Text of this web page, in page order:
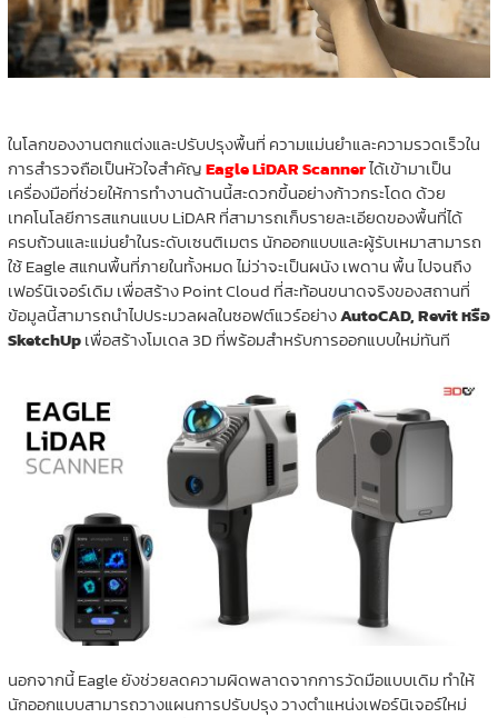
ในโลกของงานตกแต่งและปรับปรุงพื้นที่ ความแม่นยำและความรวดเร็วใน
การสำรวจถือเป็นหัวใจสำคัญEagle LiDAR Scannerได้เข้ามาเป็น
เครื่องมือที่ช่วยให้การทำงานด้านนี้สะดวกขึ้นอย่างก้าวกระโดด ด้วย
เทคโนโลยีการสแกนแบบ LiDAR ที่สามารถเก็บรายละเอียดของพื้นที่ได้
ครบถ้วนและแม่นยำในระดับเซนติเมตร นักออกแบบและผู้รับเหมาสามารถ
ใช้ Eagle สแกนพื้นที่ภายในทั้งหมด ไม่ว่าจะเป็นผนัง เพดาน พื้น ไปจนถึง
เฟอร์นิเจอร์เดิม เพื่อสร้าง Point Cloud ที่สะท้อนขนาดจริงของสถานที่
ข้อมูลนี้สามารถนำไปประมวลผลในซอฟต์แวร์อย่างAutoCAD, Revit หรือ
SketchUpเพื่อสร้างโมเดล 3D ที่พร้อมสำหรับการออกแบบใหม่ทันที
นอกจากนี้ Eagle ยังช่วยลดความผิดพลาดจากการวัดมือแบบเดิม ทำให้
นักออกแบบสามารถวางแผนการปรับปรุง วางตำแหน่งเฟอร์นิเจอร์ใหม่